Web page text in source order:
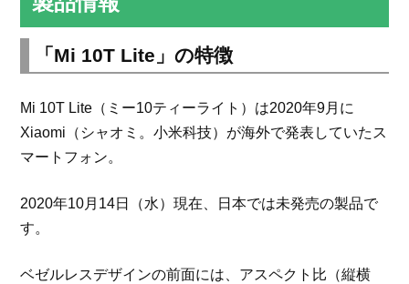
「Mi 10T Lite」の特徴
Mi 10T Lite（ミー10ティーライト）は2020年9月に
Xiaomi（シャオミ。小米科技）が海外で発表していたス
マートフォン。
2020年10月14日（水）現在、日本では未発売の製品で
す。
ベゼルレスデザインの前面には、アスペクト比（縦横